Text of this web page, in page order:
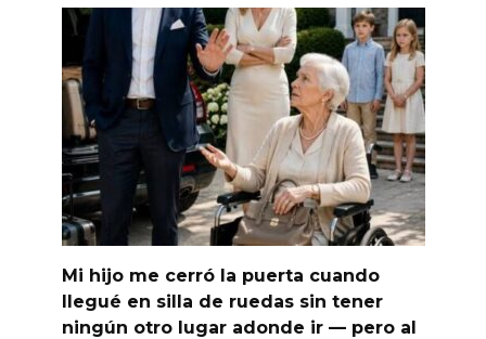
Mi hijo me cerró la puerta cuando
llegué en silla de ruedas sin tener
ningún otro lugar adonde ir — pero al